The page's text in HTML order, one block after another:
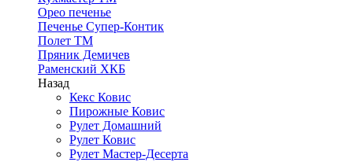
Орео печенье
Печенье Супер-Контик
Полет ТМ
Пряник Демичев
Раменский ХКБ
Назад
Кекс Ковис
Пирожные Ковис
Рулет Домашний
Рулет Ковис
Рулет Мастер-Десерта